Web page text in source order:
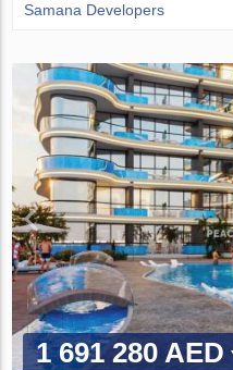
Samana Developers
1 691 280 AED